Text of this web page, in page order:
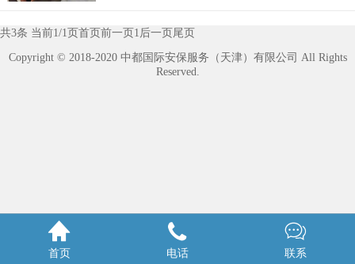
保安服务行业的通告，要求保安服务行业在
8月1日前自行整改，并禁止任何单位和个人
违法使用、穿着或仿制人民警察制式制服及
共3条 当前1/1页首页前一页1 后一页尾页
Copyright © 2018-2020 中都国际安保服务（天津）有限公司 All Rights
Reserved.

首页

电话

联系